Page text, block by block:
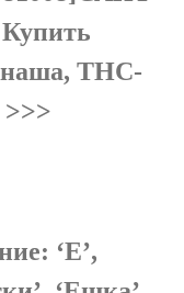
THC-
‘Е’,